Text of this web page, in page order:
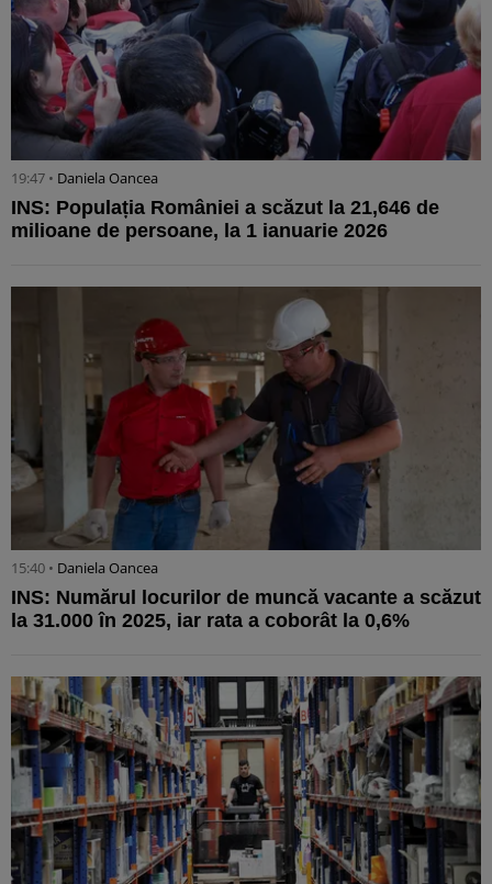
19:47 • Daniela Oancea
INS: Populația României a scăzut la 21,646 de
milioane de persoane, la 1 ianuarie 2026
15:40 • Daniela Oancea
INS: Numărul locurilor de muncă vacante a scăzut
la 31.000 în 2025, iar rata a coborât la 0,6%